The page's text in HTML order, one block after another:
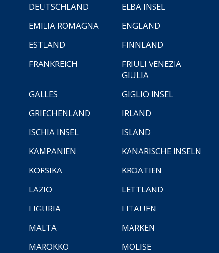
DEUTSCHLAND
ELBA INSEL
EMILIA ROMAGNA
ENGLAND
ESTLAND
FINNLAND
FRANKREICH
FRIULI VENEZIA
GIULIA
GALLES
GIGLIO INSEL
GRIECHENLAND
IRLAND
ISCHIA INSEL
ISLAND
KAMPANIEN
KANARISCHE INSELN
KORSIKA
KROATIEN
LAZIO
LETTLAND
LIGURIA
LITAUEN
MALTA
MARKEN
MAROKKO
MOLISE